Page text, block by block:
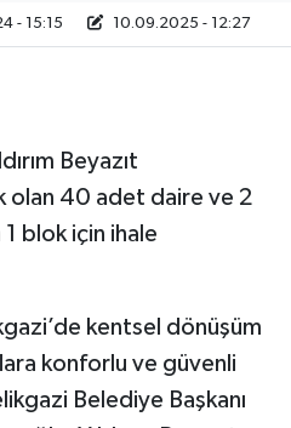
- 15:15 10.09.2025 - 12:27
Beyazıt
olan 40 adet daire ve 2
blok için ihale
kentsel dönüşüm
konforlu ve güvenli
Belediye Başkanı